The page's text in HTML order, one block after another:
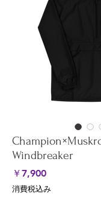
Windbreaker
￥7,900価
格
消費税込み